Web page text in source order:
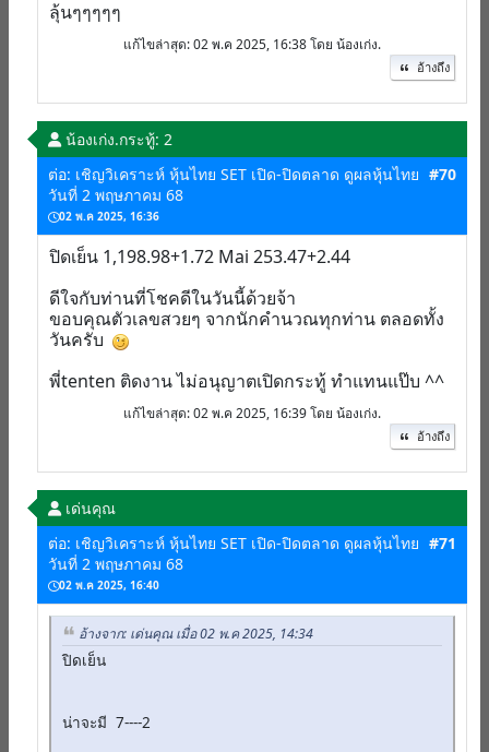
ลุ้นๆๆๆๆๆ
แก้ไขล่าสุด: 02 พ.ค 2025, 16:38 โดย น้องเก่ง.
อ้างถึง
น้องเก่ง.กระทู้: 2
ต่อ: เชิญวิเคราะห์ หุ้นไทย SET เปิด-ปิดตลาด ดูผลหุ้นไทย
วันที่ 2 พฤษภาคม 68
02 พ.ค 2025, 16:36
#70
ปิดเย็น 1,198.98+1.72 Mai 253.47+2.44
ดีใจกับท่านที่โชคดีในวันนี้ด้วยจ้า
ขอบคุณตัวเลขสวยๆ จากนักคำนวณทุกท่าน ตลอดทั้ง
วันครับ
พี่tenten ติดงาน ไม่อนุญาตเปิดกระทู้ ทำแทนแป๊บ ^^
แก้ไขล่าสุด: 02 พ.ค 2025, 16:39 โดย น้องเก่ง.
อ้างถึง
เด่นคุณ
ต่อ: เชิญวิเคราะห์ หุ้นไทย SET เปิด-ปิดตลาด ดูผลหุ้นไทย
วันที่ 2 พฤษภาคม 68
02 พ.ค 2025, 16:40
#71
อ้างจาก: เด่นคุณ เมื่อ 02 พ.ค 2025, 14:34
ปิดเย็น
น่าจะมี 7----2